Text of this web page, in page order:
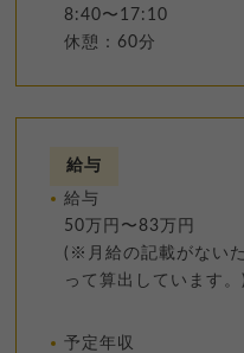
8:40〜17:10
休憩：60分
給与
給与
50万円〜83万円
(※月給の記載がない
って算出しています。)
予定年収